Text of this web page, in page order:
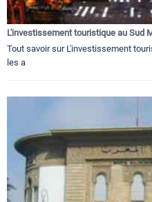
L'investissement touristique au Sud
Tout savoir sur L'investissement
les a